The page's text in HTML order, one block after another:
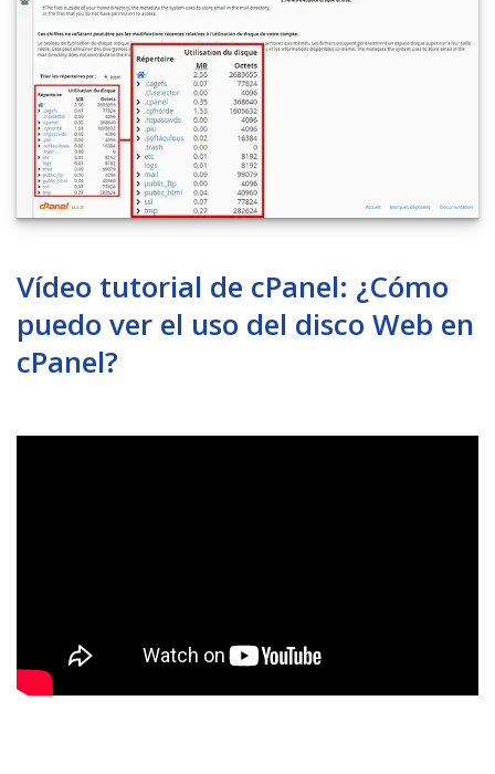
Vídeo tutorial de cPanel: ¿Cómo
puedo ver el uso del disco Web en
cPanel?